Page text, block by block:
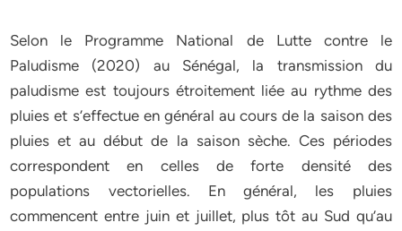
Selon le Programme National de Lutte contre le
Paludisme (2020) au Sénégal, la transmission du
paludisme est toujours étroitement liée au rythme des
pluies et s’effectue en général au cours de la saison des
pluies et au début de la saison sèche. Ces périodes
correspondent en celles de forte densité des
populations vectorielles. En général, les pluies
commencent entre juin et juillet, plus tôt au Sud qu’au